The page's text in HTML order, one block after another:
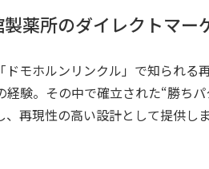
薬所のダイレクトマー
ドモホルンリンクル」で知られる
経験。その中で確立された“勝ち
、再現性の高い設計として提供しま